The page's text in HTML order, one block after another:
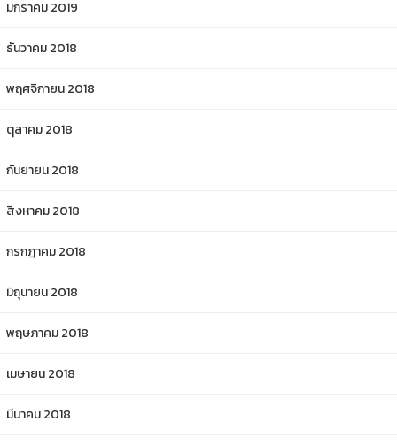
มกราคม 2019
ธันวาคม 2018
พฤศจิกายน 2018
ตุลาคม 2018
กันยายน 2018
สิงหาคม 2018
กรกฎาคม 2018
มิถุนายน 2018
พฤษภาคม 2018
เมษายน 2018
มีนาคม 2018